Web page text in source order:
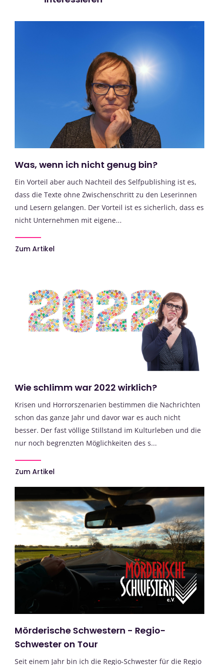
Was, wenn ich nicht genug bin?
Ein Vorteil aber auch Nachteil des Selfpublishing ist es,
dass die Texte ohne Zwischenschritt zu den Leserinnen
und Lesern gelangen. Der Vorteil ist es sicherlich, dass es
nicht Unternehmen mit eigene...
Zum Artikel
Wie schlimm war 2022 wirklich?
Krisen und Horrorszenarien bestimmen die Nachrichten
schon das ganze Jahr und davor war es auch nicht
besser. Der fast völlige Stillstand im Kulturleben und die
nur noch begrenzten Möglichkeiten des s...
Zum Artikel
Mörderische Schwestern - Regio-
Schwester on Tour
Seit einem Jahr bin ich die Regio-Schwester für die Regio